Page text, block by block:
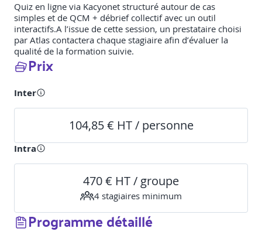
Quiz en ligne via Kacyonet structuré autour de cas
simples et de QCM + débrief collectif avec un outil
interactifs.A l’issue de cette session, un prestataire choisi
par Atlas contactera chaque stagiaire afin d’évaluer la
qualité de la formation suivie.
Prix
Inter
104,85 € HT / personne
Intra
470 € HT / groupe
4 stagiaires minimum
Programme détaillé